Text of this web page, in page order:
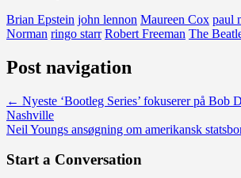
Brian Epstein john lennon Maureen Cox paul
Norman ringo starr Robert Freeman The
Post navigation
← Nyeste ‘Bootleg Series’ fokuserer på Bob
Nashville
Neil Youngs ansøgning om amerikansk
Start a Conversation